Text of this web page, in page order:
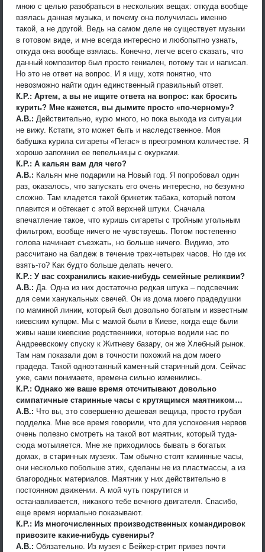
мною с целью разобраться в нескольких вещах: откуда вообще
взялась данная музыка, и почему она получилась именно
такой, а не другой. Ведь на самом деле не существует музыки
в готовом виде, и мне всегда интересно и любопытно узнать,
откуда она вообще взялась. Конечно, легче всего сказать, что
данный композитор был просто гениален, потому так и написал.
Но это не ответ на вопрос. И я ищу, хотя понятно, что
невозможно найти один единственный правильный ответ.
К.Р.: Артем, а вы не ищите ответа на вопрос: как бросить
курить? Мне кажется, вы дымите просто «по-черному»?
А.В.: Действительно, курю много, но пока выхода из ситуации
не вижу. Кстати, это может быть и наследственное. Моя
бабушка курила сигареты «Пегас» в преогромном количестве. Я
хорошо запомнил ее пепельницы с окурками.
К.Р.: А кальян вам для чего?
А.В.: Кальян мне подарили на Новый год. Я попробовал один
раз, оказалось, что запускать его очень интересно, но безумно
сложно. Там кладется такой брикетик табака, который потом
плавится и обтекает с этой верхней штуки. Сначала
впечатление такое, что куришь сигареты с тройным угольным
фильтром, вообще ничего не чувствуешь. Потом постепенно
голова начинает съезжать, но больше ничего. Видимо, это
рассчитано на балдеж в течение трех-четырех часов. Но где их
взять-то? Как будто больше делать нечего.
К.Р.: У вас сохранились какие-нибудь семейные реликвии?
А.В.: Да. Одна из них достаточно редкая штука – подсвечник
для семи ханукальных свечей. Он из дома моего прадедушки
по маминой линии, который был довольно богатым и известным
киевским купцом. Мы с мамой были в Киеве, когда еще были
живы наши киевские родственники, которые водили нас по
Андреевскому спуску к Житневу базару, он же Хлебный рынок.
Там нам показали дом в точности похожий на дом моего
прадеда. Такой одноэтажный каменный старинный дом. Сейчас
уже, сами понимаете, времена сильно изменились.
К.Р.: Однако же ваше время отсчитывают довольно
симпатичные старинные часы с крутящимся маятником…
А.В.: Что вы, это совершенно дешевая вещица, просто грубая
подделка. Мне все время говорили, что для успокоения нервов
очень полезно смотреть на такой вот маятник, который туда-
сюда мотыляется. Мне же приходилось бывать в богатых
домах, в старинных музеях. Там обычно стоят каминные часы,
они несколько побольше этих, сделаны не из пластмассы, а из
благородных материалов. Маятник у них действительно в
постоянном движении. А мой чуть покрутится и
останавливается, никакого тебе вечного двигателя. Спасибо,
еще время нормально показывают.
К.Р.: Из многочисленных производственных командировок
привозите какие-нибудь сувениры?
А.В.: Обязательно. Из музея с Бейкер-стрит привез почти